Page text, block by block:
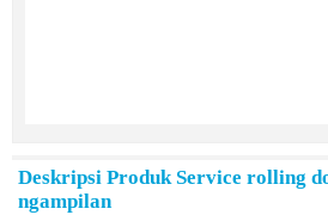
Deskripsi ProdukService rolling
ngampilan